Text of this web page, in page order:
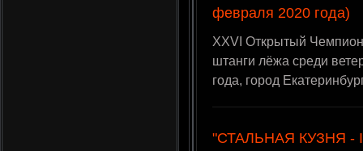
февраля 2020 года)
XXVI Открытый
штанги лёжа среди
года, город
"СТАЛЬНАЯ КУЗНЯ - I"